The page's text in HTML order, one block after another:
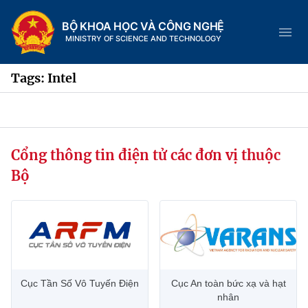
BỘ KHOA HỌC VÀ CÔNG NGHỆ
MINISTRY OF SCIENCE AND TECHNOLOGY
Trang chủ
Chức năng nhiệm vụ
Tin tức sự kiện
Hệ thống văn bản
Tags: Intel
Cổng thông tin điện tử các đơn vị thuộc
Bộ
Cục Tần Số Vô Tuyến Điện
Cục An toàn bức xạ và hạt
nhân